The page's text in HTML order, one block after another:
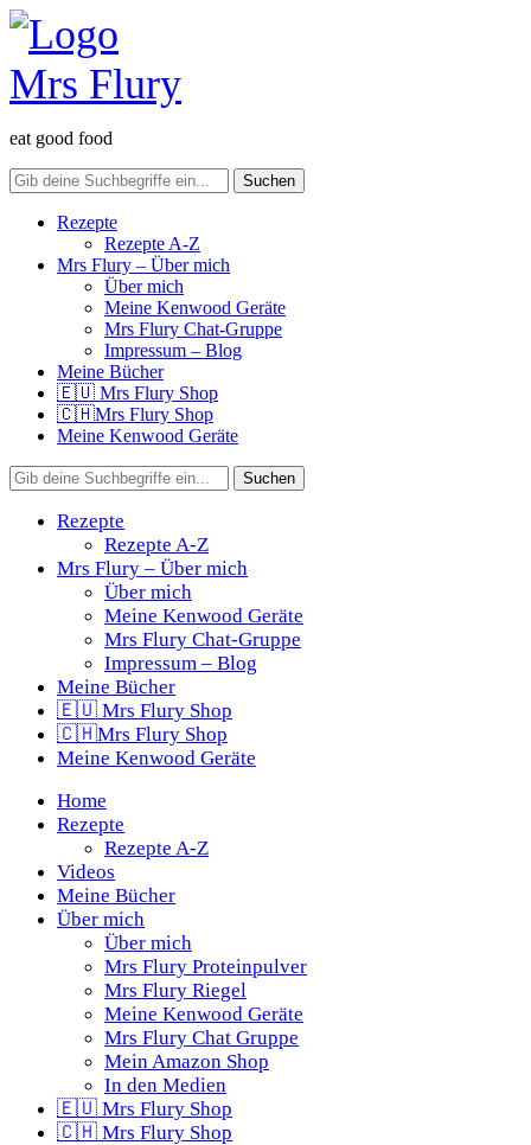
eat good food
Rezepte
Rezepte A-Z
Mrs Flury – Über mich
Über mich
Meine Kenwood Geräte
Mrs Flury Chat-Gruppe
Impressum – Blog
Meine Bücher
🇪🇺 Mrs Flury Shop
🇨🇭Mrs Flury Shop
Meine Kenwood Geräte
Rezepte
Rezepte A-Z
Mrs Flury – Über mich
Über mich
Meine Kenwood Geräte
Mrs Flury Chat-Gruppe
Impressum – Blog
Meine Bücher
🇪🇺 Mrs Flury Shop
🇨🇭Mrs Flury Shop
Meine Kenwood Geräte
Home
Rezepte
Rezepte A-Z
Videos
Meine Bücher
Über mich
Über mich
Mrs Flury Proteinpulver
Mrs Flury Riegel
Meine Kenwood Geräte
Mrs Flury Chat Gruppe
Mein Amazon Shop
In den Medien
🇪🇺 Mrs Flury Shop
🇨🇭 Mrs Flury Shop